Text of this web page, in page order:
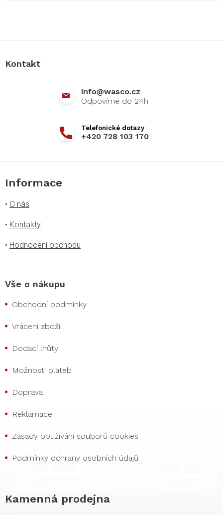
Kontakt
info@wasco.cz
+420 728 103 170
Informace
• O nás
• Kontakty
• Hodnocení obchodu
Vše o nákupu
Obchodní podmínky
Vrácení zboží
Dodací lhůty
Možnosti plateb
Doprava
Reklamace
Zásady používání souborů cookies
Podmínky ochrany osobních údajů
Kamenná prodejna